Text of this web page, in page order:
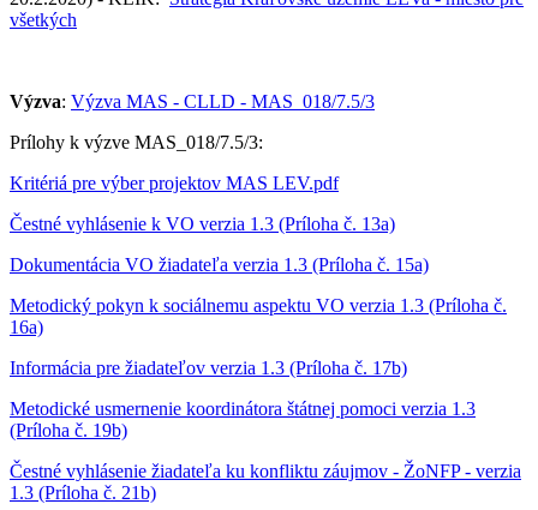
všetkých
Výzva: Výzva MAS - CLLD - MAS_018/7.5/3
Prílohy k výzve MAS_018/7.5/3:
Kritériá pre výber projektov MAS LEV.pdf
Čestné vyhlásenie k VO verzia 1.3 (Príloha č. 13a)
Dokumentácia VO žiadateľa verzia 1.3 (Príloha č. 15a)
Metodický pokyn k sociálnemu aspektu VO verzia 1.3 (Príloha č.
16a)
Informácia pre žiadateľov verzia 1.3 (Príloha č. 17b)
Metodické usmernenie koordinátora štátnej pomoci verzia 1.3
(Príloha č. 19b)
Čestné vyhlásenie žiadateľa ku konfliktu záujmov - ŽoNFP - verzia
1.3 (Príloha č. 21b)